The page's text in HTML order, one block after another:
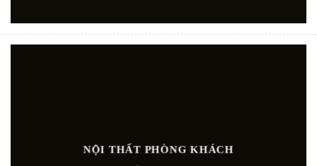
NỘI THẤT PHÒNG KHÁCH